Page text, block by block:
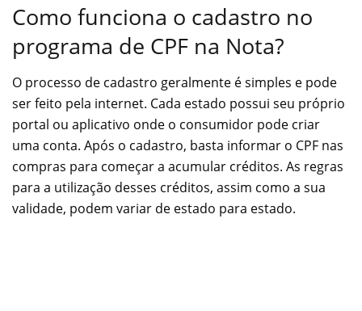
Como funciona o cadastro no
programa de CPF na Nota?
O processo de cadastro geralmente é simples e pode
ser feito pela internet. Cada estado possui seu próprio
portal ou aplicativo onde o consumidor pode criar
uma conta. Após o cadastro, basta informar o CPF nas
compras para começar a acumular créditos. As regras
para a utilização desses créditos, assim como a sua
validade, podem variar de estado para estado.